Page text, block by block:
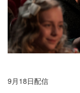
9月18日配信​